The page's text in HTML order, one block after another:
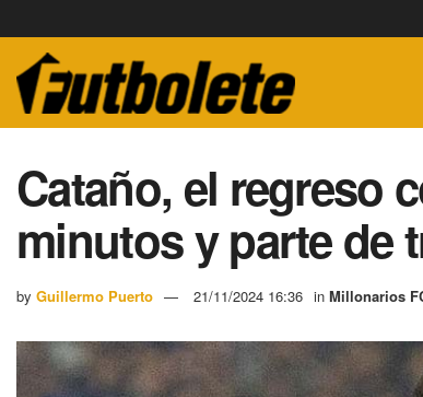
Cataño, el regreso
minutos y parte de
by Guillermo Puerto 21/11/2024 16:36 in Millonarios